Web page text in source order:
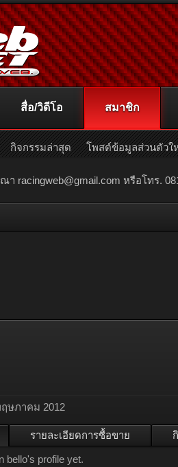
า racingweb@gmail.com หรือโทร.
ษภาคม 2012
รายละเอียดการซื้อขาย
bello's profile yet.
สื่อ/วิดีโอ สมาชิก
กิจกรรมล่าสุด โพสต์ข้อมูลส่วนตัวใ